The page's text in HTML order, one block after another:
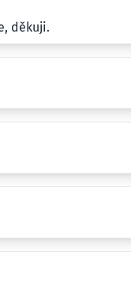
děkuji.